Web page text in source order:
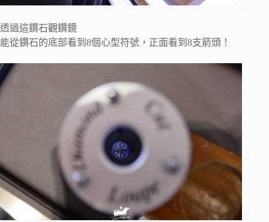
透過這鑽石觀鑽鏡
能從鑽石的底部看到8個心型符號，正面看到8支箭頭！